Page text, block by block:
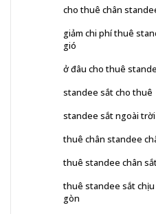
cho thuê chân
giảm chi phí thuê
gió
ở đâu cho thuê
standee sắt cho thuê
standee sắt ngoài
thuê chân standee
thuê standee chân
thuê standee sắt
gòn